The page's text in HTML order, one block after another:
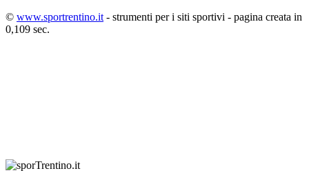
© www.sportrentino.it - strumenti per i siti sportivi - pagina creata in
0,109 sec.